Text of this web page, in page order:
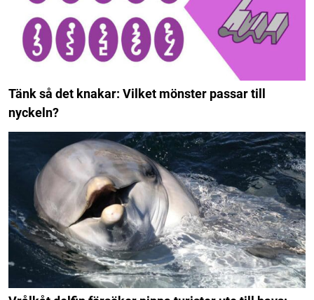
Tänk så det knakar: Vilket mönster passar till
nyckeln?